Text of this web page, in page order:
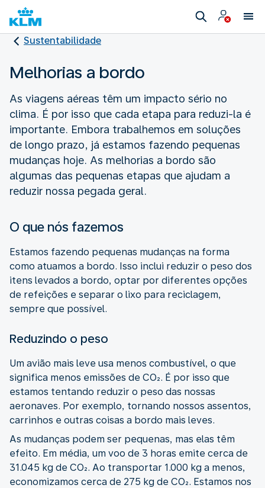
Sustentabilidade
Melhorias a bordo
As viagens aéreas têm um impacto sério no
clima. É por isso que cada etapa para reduzi-la é
importante. Embora trabalhemos em soluções
de longo prazo, já estamos fazendo pequenas
mudanças hoje. As melhorias a bordo são
algumas das pequenas etapas que ajudam a
reduzir nossa pegada geral.
O que nós fazemos
Estamos fazendo pequenas mudanças na forma
como atuamos a bordo. Isso inclui reduzir o peso dos
itens levados a bordo, optar por diferentes opções
de refeições e separar o lixo para reciclagem,
sempre que possível.
Reduzindo o peso
Um avião mais leve usa menos combustível, o que
significa menos emissões de CO₂. É por isso que
estamos tentando reduzir o peso das nossas
aeronaves. Por exemplo, tornando nossos assentos,
carrinhos e outras coisas a bordo mais leves.
As mudanças podem ser pequenas, mas elas têm
efeito. Em média, um voo de 3 horas emite cerca de
31.045 kg de CO₂. Ao transportar 1.000 kg a menos,
economizamos cerca de 275 kg de CO₂. Estamos nos